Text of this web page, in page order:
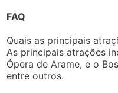
FAQ
Quais as principais
As principais atrações
Ópera de Arame, e o
entre outros.